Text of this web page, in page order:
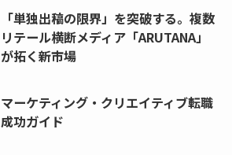
「単独出稿の限界」を突破する。複数
リテール横断メディア「ARUTANA」
が拓く新市場
マーケティング・クリエイティブ転職
成功ガイド